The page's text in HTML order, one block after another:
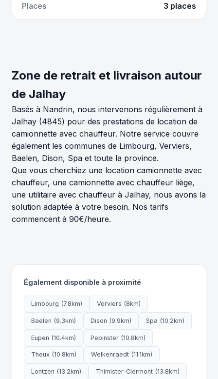
Places 3 places
Zone de retrait et livraison autour
de Jalhay
Basés à Nandrin, nous intervenons régulièrement à
Jalhay (4845) pour des prestations de location de
camionnette avec chauffeur. Notre service couvre
également les communes de Limbourg, Verviers,
Baelen, Dison, Spa et toute la province.
Que vous cherchiez une location camionnette avec
chauffeur, une camionnette avec chauffeur liège,
une utilitaire avec chauffeur à Jalhay, nous avons la
solution adaptée à votre besoin. Nos tarifs
commencent à 90€/heure.
Également disponible à proximité
Limbourg (7.8km) Verviers (8km)
Baelen (9.3km) Dison (9.9km) Spa (10.2km)
Eupen (10.4km) Pepinster (10.8km)
Theux (10.8km) Welkenraedt (11.1km)
Lontzen (13.2km) Thimister-Clermont (13.8km)